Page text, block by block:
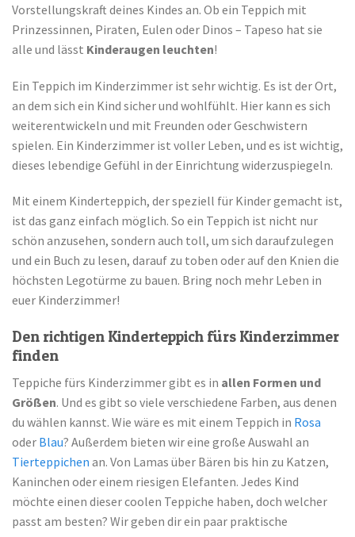
Vorstellungskraft deines Kindes an. Ob ein Teppich mit
Prinzessinnen, Piraten, Eulen oder Dinos – Tapeso hat sie
alle und lässt Kinderaugen leuchten!
Ein Teppich im Kinderzimmer ist sehr wichtig. Es ist der Ort,
an dem sich ein Kind sicher und wohlfühlt. Hier kann es sich
weiterentwickeln und mit Freunden oder Geschwistern
spielen. Ein Kinderzimmer ist voller Leben, und es ist wichtig,
dieses lebendige Gefühl in der Einrichtung widerzuspiegeln.
Mit einem Kinderteppich, der speziell für Kinder gemacht ist,
ist das ganz einfach möglich. So ein Teppich ist nicht nur
schön anzusehen, sondern auch toll, um sich daraufzulegen
und ein Buch zu lesen, darauf zu toben oder auf den Knien die
höchsten Legotürme zu bauen. Bring noch mehr Leben in
euer Kinderzimmer!
Den richtigen Kinderteppich fürs Kinderzimmer
finden
Teppiche fürs Kinderzimmer gibt es in allen Formen und
Größen. Und es gibt so viele verschiedene Farben, aus denen
du wählen kannst. Wie wäre es mit einem Teppich in Rosa
oder Blau? Außerdem bieten wir eine große Auswahl an
Tierteppichen an. Von Lamas über Bären bis hin zu Katzen,
Kaninchen oder einem riesigen Elefanten. Jedes Kind
möchte einen dieser coolen Teppiche haben, doch welcher
passt am besten? Wir geben dir ein paar praktische